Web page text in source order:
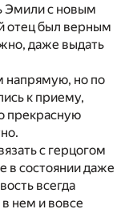
Эмили с новым
отец был верным
даже выдать
напрямую, но по
к приему,
прекрасную
с герцогом
в состоянии даже
всегда
нем и вовсе